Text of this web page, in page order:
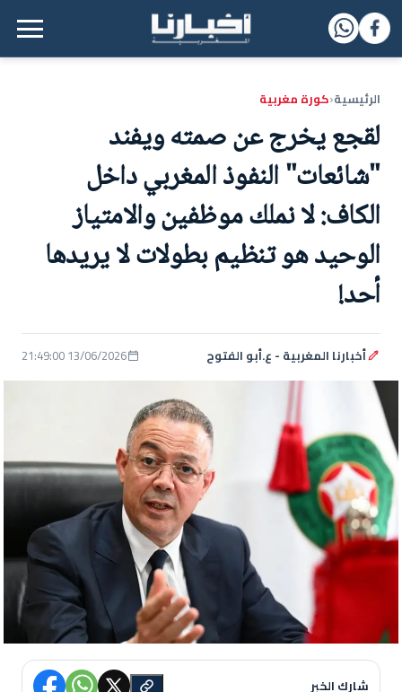
القائمة الرئيسية
الرئيسية‹كورة مغربية
لقجع يخرج عن صمته ويفند
"شائعات" النفوذ المغربي داخل
الكاف: لا نملك موظفين والامتياز
الوحيد هو تنظيم بطولات لا يريدها
أحد!
أخبارنا المغربية - ع.أبو الفتوح 13/06/2026 21:49:00
شارك الخبر